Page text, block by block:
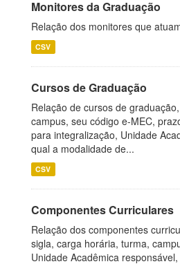
Monitores da Graduação
Relação dos monitores que
CSV
Cursos de Graduação
Relação de cursos de
campus, seu código e-MEC,
para integralização, Unidade
qual a modalidade de...
CSV
Componentes Curriculares
Relação dos componentes
sigla, carga horária, turma,
Unidade Acadêmica